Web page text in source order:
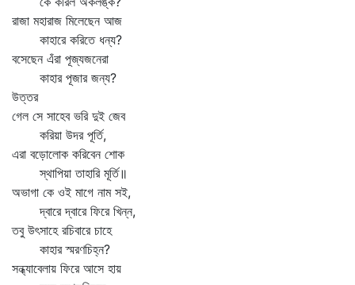
রাজা মহারাজ মিলেছেন আজ
কাহারে করিতে ধন্য?
বসেছেন এঁরা পূজ্যজনেরা
কাহার পূজার জন্য?
উত্তর
গেল সে সাহেব ভরি দুই জেব
করিয়া উদর পূর্তি,
এরা বড়োলোক করিবেন শোক
স্থাপিয়া তাহারি মূর্তি॥
অভাগা কে ওই মাগে নাম সই,
দ্বারে দ্বারে ফিরে খিন্ন,
তবু উৎসাহে রচিবারে চাহে
কাহার স্মরণচিহ্ন?
সন্ধ্যাবেলায় ফিরে আসে হায়